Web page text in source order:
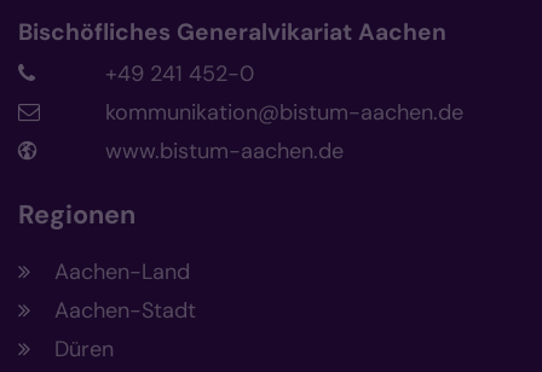
Bischöfliches Generalvikariat Aachen
+49 241 452-0
kommunikation@bistum-aachen.de
www.bistum-aachen.de
Regionen
Aachen-Land
Aachen-Stadt
Düren